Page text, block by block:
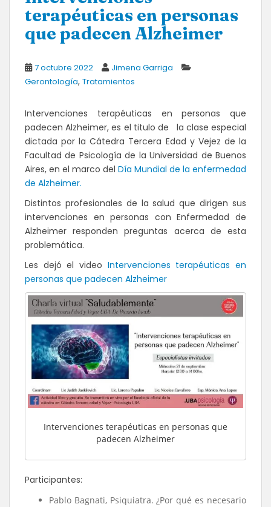
terapéuticas en personas
que padecen Alzheimer
7 octubre 2022
Jimena Garriga
Gerontología, Tratamientos
Intervenciones terapéuticas en personas que
padecen Alzheimer, es el titulo de la clase especial
dictada por la Cátedra Tercera Edad y Vejez de la
Facultad de Psicología de la Universidad de Buenos
Aires, en el marco del Día Mundial de la enfermedad
de Alzheimer.
Distintos profesionales de la salud que dirigen sus
intervenciones en personas con Enfermedad de
Alzheimer responden preguntas acerca de esta
problemática.
Les dejó el video Intervenciones terapéuticas en
personas que padecen Alzheimer
Intervenciones terapéuticas en personas que
padecen Alzheimer
Participantes:
Pablo Bagnati, Psiquiatra. ¿Por qué es necesario